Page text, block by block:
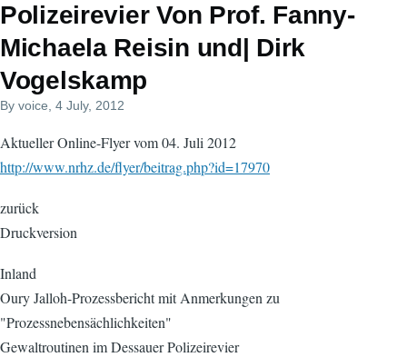
Polizeirevier Von Prof. Fanny-
Michaela Reisin und| Dirk
Vogelskamp
By voice , 4 July, 2012
Aktueller Online-Flyer vom 04. Juli 2012
http://www.nrhz.de/flyer/beitrag.php?id=17970
zurück
Druckversion
Inland
Oury Jalloh-Prozessbericht mit Anmerkungen zu
"Prozessnebensächlichkeiten"
Gewaltroutinen im Dessauer Polizeirevier